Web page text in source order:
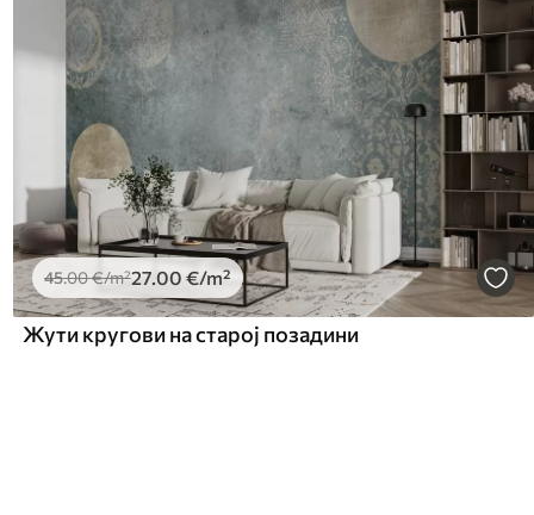
45.00€/m²27.00 €/m²
Жути кругови на старој позадини